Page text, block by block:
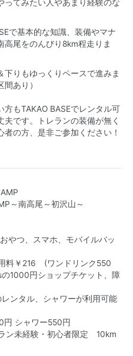
ってみたい人やあまり経験のな
で基本的な知識、装備やマナ
高尾をのんびり8km程走りま
りもゆっくりペースで進みま
あり）
もTAKAO BASEでレンタル可
です。トレランの装備が無く
の方、是非ご参加ください！
～南高尾～初沢山～
やつ、スマホ、モバイルバッ
料￥216 (ワンドリンク550
1000円ショップチケット、障
ンタル、シャワーが利用可能
円 シャワー550円
未経験・初心者限定 10km